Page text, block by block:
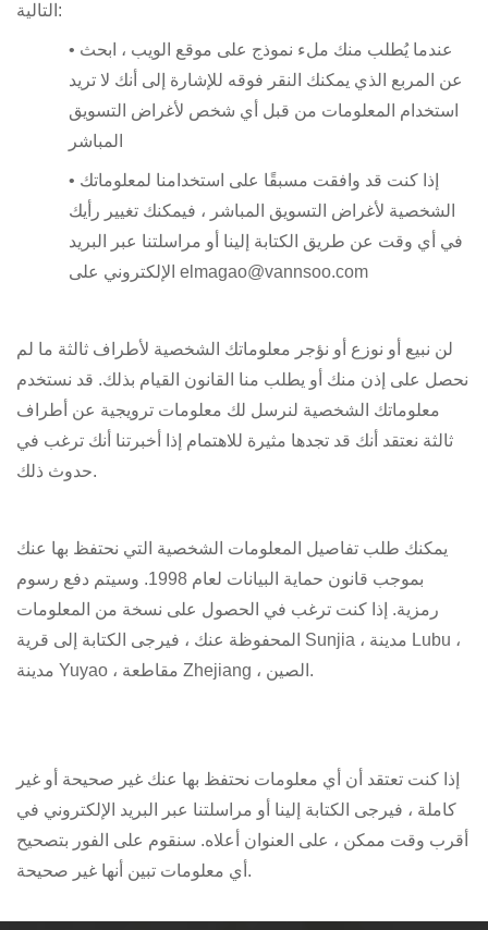
التالية:
• عندما يُطلب منك ملء نموذج على موقع الويب ، ابحث
عن المربع الذي يمكنك النقر فوقه للإشارة إلى أنك لا تريد
استخدام المعلومات من قبل أي شخص لأغراض التسويق
المباشر
• إذا كنت قد وافقت مسبقًا على استخدامنا لمعلوماتك
الشخصية لأغراض التسويق المباشر ، فيمكنك تغيير رأيك
في أي وقت عن طريق الكتابة إلينا أو مراسلتنا عبر البريد
الإلكتروني على elmagao@vannsoo.com
لن نبيع أو نوزع أو نؤجر معلوماتك الشخصية لأطراف ثالثة ما لم
نحصل على إذن منك أو يطلب منا القانون القيام بذلك. قد نستخدم
معلوماتك الشخصية لنرسل لك معلومات ترويجية عن أطراف
ثالثة نعتقد أنك قد تجدها مثيرة للاهتمام إذا أخبرتنا أنك ترغب في
حدوث ذلك.
يمكنك طلب تفاصيل المعلومات الشخصية التي نحتفظ بها عنك
بموجب قانون حماية البيانات لعام 1998. وسيتم دفع رسوم
رمزية. إذا كنت ترغب في الحصول على نسخة من المعلومات
المحفوظة عنك ، فيرجى الكتابة إلى قرية Sunjia ، مدينة Lubu ،
مدينة Yuyao ، مقاطعة Zhejiang ، الصين.
إذا كنت تعتقد أن أي معلومات نحتفظ بها عنك غير صحيحة أو غير
كاملة ، فيرجى الكتابة إلينا أو مراسلتنا عبر البريد الإلكتروني في
أقرب وقت ممكن ، على العنوان أعلاه. سنقوم على الفور بتصحيح
أي معلومات تبين أنها غير صحيحة.